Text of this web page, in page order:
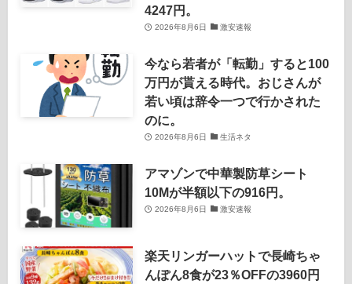
4247円。
2026年8月6日 激安速報
今なら若者が「転勤」すると100
万円が貰える時代。おじさんが
若い頃は辞令一つで行かされた
のに。
2026年8月6日 生活ネタ
アマゾンで中華製防草シート
10Mが半額以下の916円。
2026年8月6日 激安速報
楽天リンガーハットで長崎ちゃ
んぽん8食が23％OFFの3960円